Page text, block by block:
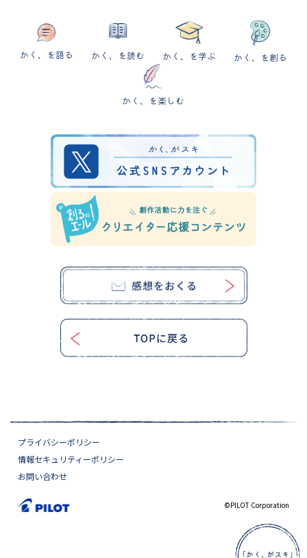
かく、を語る かく、を読む かく、を学ぶ かく、を創る
かく、を楽しむ
プライバシーポリシー
情報セキュリティーポリシー
お問い合わせ
©PILOT Corporation